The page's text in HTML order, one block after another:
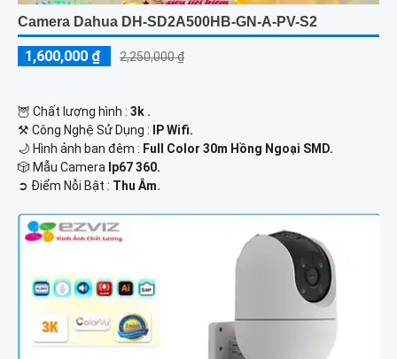
Camera Dahua DH-SD2A500HB-GN-A-PV-S2
1,600,000 ₫ 2,250,000 ₫
🦉 Chất lượng hình : 3k .
⚒ Công Nghệ Sử Dụng :
IP Wifi.
🌙 Hình ảnh ban đêm : Full Color 30m Hồng Ngoại SMD.
🎲 Mẫu Camera Ip67 360.
️➲ Điểm Nỗi Bật : Thu Âm.